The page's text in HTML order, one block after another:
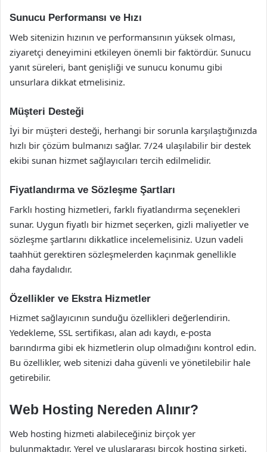
Sunucu Performansı ve Hızı
Web sitenizin hızının ve performansının yüksek olması,
ziyaretçi deneyimini etkileyen önemli bir faktördür. Sunucu
yanıt süreleri, bant genişliği ve sunucu konumu gibi
unsurlara dikkat etmelisiniz.
Müşteri Desteği
İyi bir müşteri desteği, herhangi bir sorunla karşılaştığınızda
hızlı bir çözüm bulmanızı sağlar. 7/24 ulaşılabilir bir destek
ekibi sunan hizmet sağlayıcıları tercih edilmelidir.
Fiyatlandırma ve Sözleşme Şartları
Farklı hosting hizmetleri, farklı fiyatlandırma seçenekleri
sunar. Uygun fiyatlı bir hizmet seçerken, gizli maliyetler ve
sözleşme şartlarını dikkatlice incelemelisiniz. Uzun vadeli
taahhüt gerektiren sözleşmelerden kaçınmak genellikle
daha faydalıdır.
Özellikler ve Ekstra Hizmetler
Hizmet sağlayıcının sunduğu özellikleri değerlendirin.
Yedekleme, SSL sertifikası, alan adı kaydı, e-posta
barındırma gibi ek hizmetlerin olup olmadığını kontrol edin.
Bu özellikler, web sitenizi daha güvenli ve yönetilebilir hale
getirebilir.
Web Hosting Nereden Alınır?
Web hosting hizmeti alabileceğiniz birçok yer
bulunmaktadır. Yerel ve uluslararası birçok hosting şirketi,